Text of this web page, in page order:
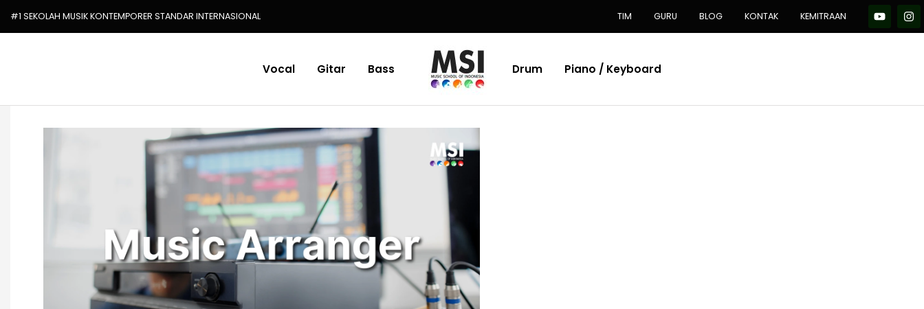
#1 SEKOLAH MUSIK KONTEMPORER STANDAR INTERNASIONAL TIM GURU BLOG KONTAK KEMITRAAN
Vocal Gitar Bass Drum Piano / Keyboard